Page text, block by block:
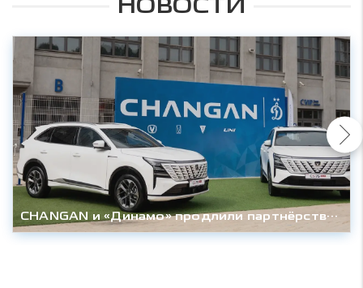
НОВОСТИ
CHANGAN и «Динамо» продлили партнёрство до конца сезона 2027/28гг.